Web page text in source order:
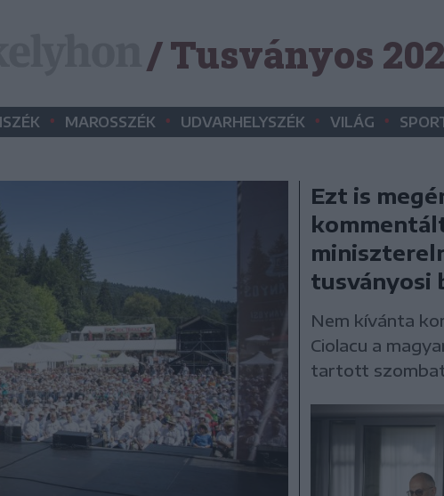
/ Tusványos
• MAROSSZÉK • UDVARHELYSZÉK • VILÁG •
Ezt is
tusványosi
Nem kívánta
Ciolacu a
tartott